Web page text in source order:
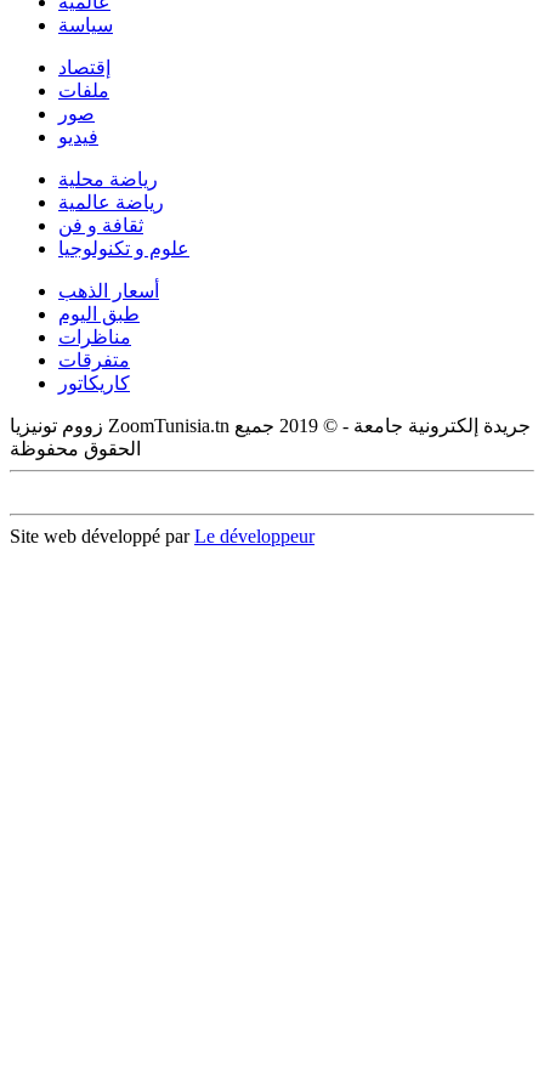
سياسة
إقتصاد
ملفات
صور
فيديو
رياضة محلية
رياضة عالمية
ثقافة و فن
علوم و تكنولوجيا
أسعار الذهب
طبق اليوم
مناظرات
متفرقات
كاريكاتور
زووم تونيزيا ZoomTunisia.tn جريدة إلكترونية جامعة - © 2019 جميع
الحقوق محفوظة
Site web développé parLe développeur